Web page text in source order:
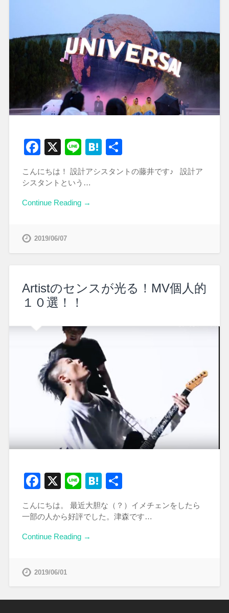
Facebook
X LineHatena
有
こんにちは！ 設計アシスタントの藤井です♪ 設計ア
シスタントという…
Continue Reading →
2019/06/07
Artistのセンスが光る！MV個人的
１０選！！
Facebook
X LineHatena
有
こんにちは。 最近大胆な（？）イメチェンをしたら
一部の人から好評でした。津森です…
Continue Reading →
2019/06/01